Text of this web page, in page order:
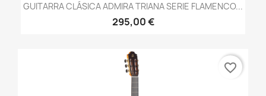
GUITARRA CLÁSICA ADMIRA TRIANA SERIE FLAMENCO...
295,00 €
favorite_border